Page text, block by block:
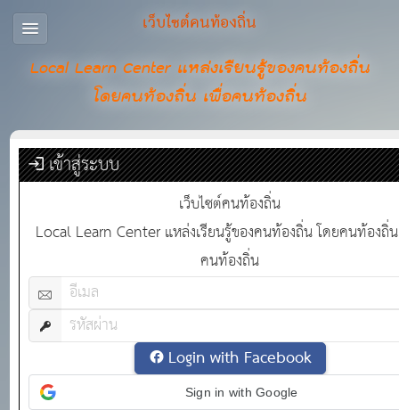
เว็บไซต์คนท้องถิ่น
Local Learn Center แหล่งเรียนรู้ของคนท้องถิ่น
โดยคนท้องถิ่น เพื่อคนท้องถิ่น
เข้าสู่ระบบ
เว็บไซต์คนท้องถิ่น
Local Learn Center แหล่งเรียนรู้ของคนท้องถิ่น โดยคนท้องถิ่
คนท้องถิ่น
Login with Facebook
Sign in with Google